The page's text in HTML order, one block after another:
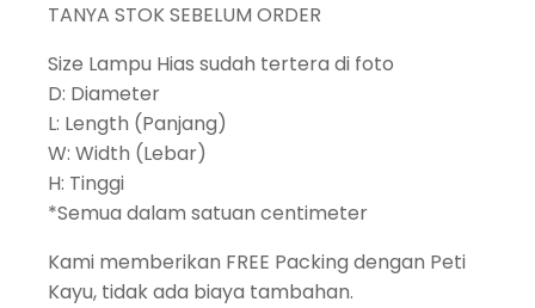
TANYA STOK SEBELUM ORDER
Size Lampu Hias sudah tertera di foto
D: Diameter
L: Length (Panjang)
W: Width (Lebar)
H: Tinggi
*Semua dalam satuan centimeter
Kami memberikan FREE Packing dengan Peti
Kayu, tidak ada biaya tambahan.